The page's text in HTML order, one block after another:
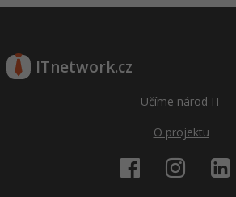
-80%
ITnetwork.cz
Učíme národ IT
O projektu